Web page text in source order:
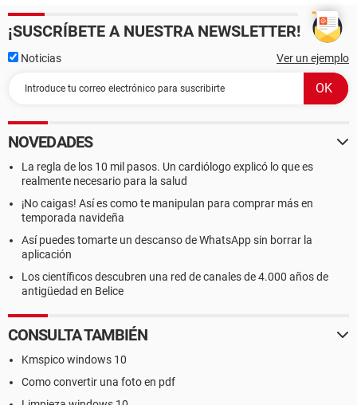
¡SUSCRÍBETE A NUESTRA NEWSLETTER!
Noticias Ver un ejemplo
NOVEDADES
La regla de los 10 mil pasos. Un cardiólogo explicó lo que es
realmente necesario para la salud
¡No caigas! Así es como te manipulan para comprar más en
temporada navideña
Así puedes tomarte un descanso de WhatsApp sin borrar la
aplicación
Los científicos descubren una red de canales de 4.000 años de
antigüedad en Belice
CONSULTA TAMBIÉN
Kmspico windows 10
Como convertir una foto en pdf